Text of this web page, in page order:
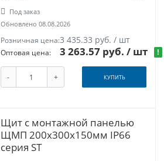
Под заказ
Обновлено 08.08.2026
Розничная цена:3 435.33 руб. / шт
Оптовая цена: 3 263.57 руб./ шт !
- + КУПИТЬ
Щит с монтажной панелью
ЩМП 200x300x150мм IP66
серия ST